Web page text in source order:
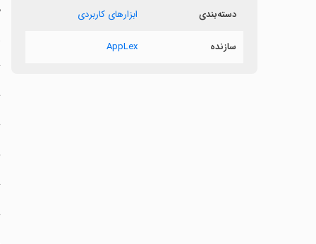
دسته‌بندی ابزارهای کاربردی
سازنده AppLex